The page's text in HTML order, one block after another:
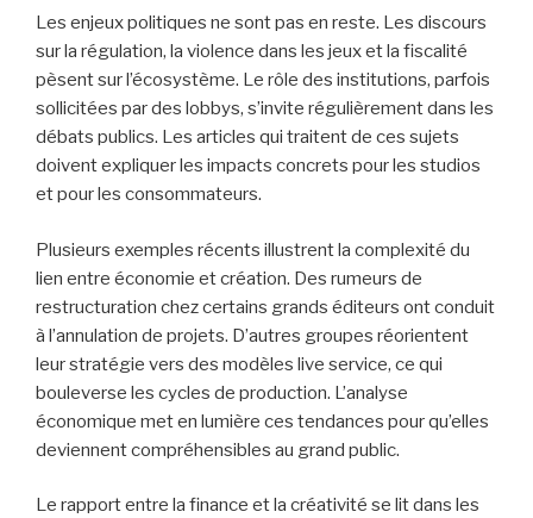
Les enjeux politiques ne sont pas en reste. Les discours
sur la régulation, la violence dans les jeux et la fiscalité
pèsent sur l’écosystème. Le rôle des institutions, parfois
sollicitées par des lobbys, s’invite régulièrement dans les
débats publics. Les articles qui traitent de ces sujets
doivent expliquer les impacts concrets pour les studios
et pour les consommateurs.
Plusieurs exemples récents illustrent la complexité du
lien entre économie et création. Des rumeurs de
restructuration chez certains grands éditeurs ont conduit
à l’annulation de projets. D’autres groupes réorientent
leur stratégie vers des modèles live service, ce qui
bouleverse les cycles de production. L’analyse
économique met en lumière ces tendances pour qu’elles
deviennent compréhensibles au grand public.
Le rapport entre la finance et la créativité se lit dans les